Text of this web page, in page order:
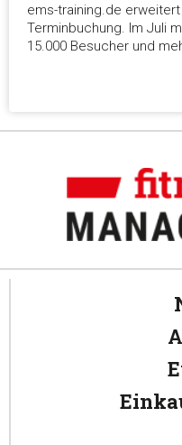
ems-training.de
Terminbuchung. Im Juli
15.000 Besucher und